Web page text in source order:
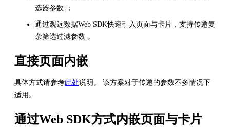
选器参数 ；
通过观远数据Web SDK快速引入页面与卡片，支持传递复
杂筛选过滤参数 。
直接页面内嵌
具体方式请参考此处说明。 该方案对于传递的参数不多情况下
适用。
通过Web SDK方式内嵌页面与卡片